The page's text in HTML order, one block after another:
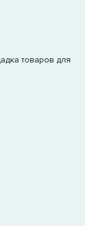
товаров для